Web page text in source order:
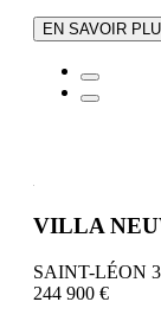
EN SAVOIR
VILLA
SAINT-LÉON
244 900 €